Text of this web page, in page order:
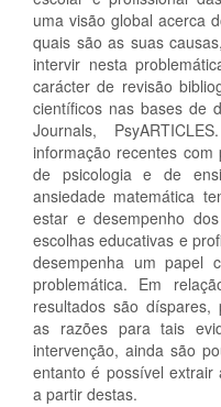
uma visão global acerca
quais são as suas
intervir nesta
carácter de revisão
científicos nas bases de
Journals,
informação recentes
de psicologia e de
ansiedade matemática
estar e desempenho
escolhas educativas e
desempenha um papel
problemática. Em
resultados são
as razões para tais
intervenção, ainda são
entanto é possível extrair
a partir destas.